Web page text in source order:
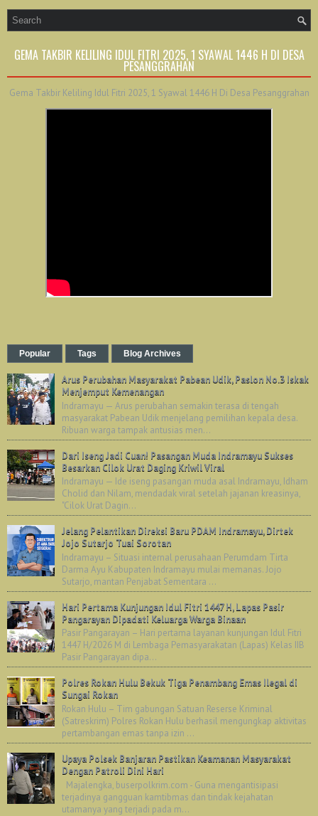
GEMA TAKBIR KELILING IDUL FITRI 2025, 1 SYAWAL 1446 H DI DESA
PESANGGRAHAN
Gema Takbir Keliling Idul Fitri 2025, 1 Syawal 1446 H Di Desa Pesanggrahan
Popular Tags Blog Archives
Arus Perubahan Masyarakat Pabean Udik, Paslon No.3 Iskak
Menjemput Kemenangan
Indramayu — Arus perubahan semakin terasa di tengah
masyarakat Pabean Udik menjelang pemilihan kepala desa.
Ribuan warga tampak antusias men...
Dari Iseng Jadi Cuan! Pasangan Muda Indramayu Sukses
Besarkan Cilok Urat Daging Kriwil Viral
Indramayu — Ide iseng pasangan muda asal Indramayu, Idham
Cholid dan Nilam, mendadak viral setelah jajanan kreasinya,
"Cilok Urat Dagin...
Jelang Pelantikan Direksi Baru PDAM Indramayu, Dirtek
Jojo Sutarjo Tuai Sorotan
Indramayu – Situasi internal perusahaan Perumdam Tirta
Darma Ayu Kabupaten Indramayu mulai memanas. Jojo
Sutarjo, mantan Penjabat Sementara ...
Hari Pertama Kunjungan Idul Fitri 1447 H, Lapas Pasir
Pangarayan Dipadati Keluarga Warga Binaan
Pasir Pangarayan – Hari pertama layanan kunjungan Idul Fitri
1447 H/2026 M di Lembaga Pemasyarakatan (Lapas) Kelas IIB
Pasir Pangarayan dipa...
Polres Rokan Hulu Bekuk Tiga Penambang Emas Ilegal di
Sungai Rokan
Rokan Hulu – Tim gabungan Satuan Reserse Kriminal
(Satreskrim) Polres Rokan Hulu berhasil mengungkap aktivitas
pertambangan emas tanpa izin ...
Upaya Polsek Banjaran Pastikan Keamanan Masyarakat
Dengan Patroli Dini Hari
Majalengka, buserpolkrim.com - Guna mengantisipasi
terjadinya gangguan kamtibmas dan tindak kejahatan
utamanya yang terjadi pada m...